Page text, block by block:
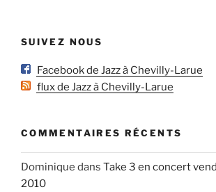
SUIVEZ NOUS
Facebook de Jazz à Chevilly-Larue
flux de Jazz à Chevilly-Larue
COMMENTAIRES RÉCENTS
Dominique dans Take 3 en concert
2010